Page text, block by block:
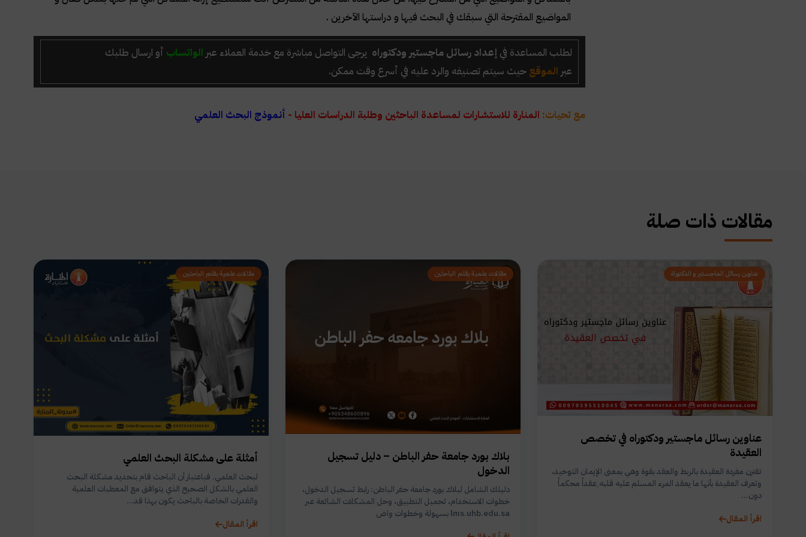
المواضيع المقترحة التي سبقك في البحث فيها و دراستها الآخرين .
لطلب المساعدة في إعداد رسائل ماجستير ودكتوراه يرجى التواصل مباشرة مع خدمة العملاء عبر الواتساب أو ارسال طلبك
عبر الموقع حيث سيتم تصنيفه والرد عليه في أسرع وقت ممكن.
مع تحيات: المنارة للاستشارات لمساعدة الباحثين وطلبة الدراسات العليا - أنموذج البحث العلمي
مقالات ذات صلة
عناوين رسائل الماجستير و الدكتوراة
عناوين رسائل ماجستير ودكتوراه في تخصص
العقيدة
تقترن مفردة العقيدة بالربط والعقد بقوة وهي بمعنى الإيمان التوحيد،
وتعرف العقيدة بأنها ما يعقد المرء المسلم عليه قلبه ِعقداً محكماً
دون...
اقرأ المقال
مقالات علمية بقلم الباحثين
بلاك بورد جامعة حفر الباطن – دليل تسجيل
الدخول
دليلك الشامل لبلاك بورد جامعة حفر الباطن: رابط تسجيل الدخول،
خطوات الاستخدام، تحميل التطبيق، وحل المشكلات الشائعة عبر
lms.uhb.edu.sa بسهولة وخطوات واض
مقالات علمية بقلم الباحثين
أمثلة على مشكلة البحث العلمي
لبحث العلمي. فباعتبار أن الباحث قام بتحديد مشكلة البحث
العلمي بالشكل الصحيح الذي يتوافق مع المعطيات العلمية
والقدرات الخاصة بالباحث يكون بهذا قد...
اقرأ المقال